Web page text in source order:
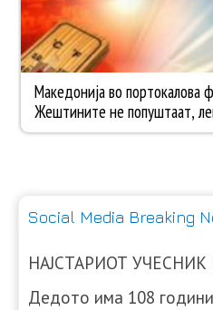
Social Media Breaking
НАЈСТАРИОТ
Дедото има 108